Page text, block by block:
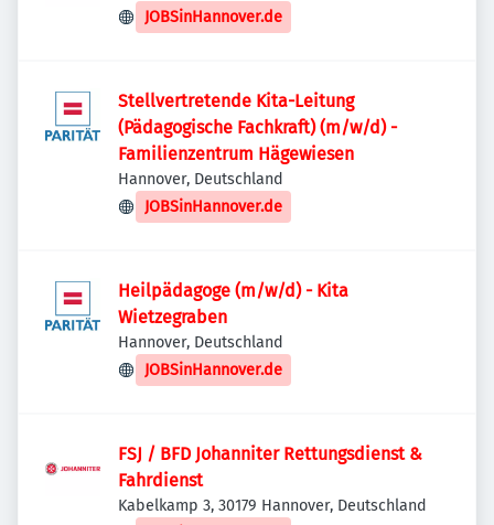
JOBSinHannover.de
Stellvertretende Kita-Leitung
(Pädagogische Fachkraft) (m/w/d) -
Familienzentrum Hägewiesen
Hannover, Deutschland
JOBSinHannover.de
Heilpädagoge (m/w/d) - Kita
Wietzegraben
Hannover, Deutschland
JOBSinHannover.de
FSJ / BFD Johanniter Rettungsdienst &
Fahrdienst
Kabelkamp 3, 30179 Hannover, Deutschland